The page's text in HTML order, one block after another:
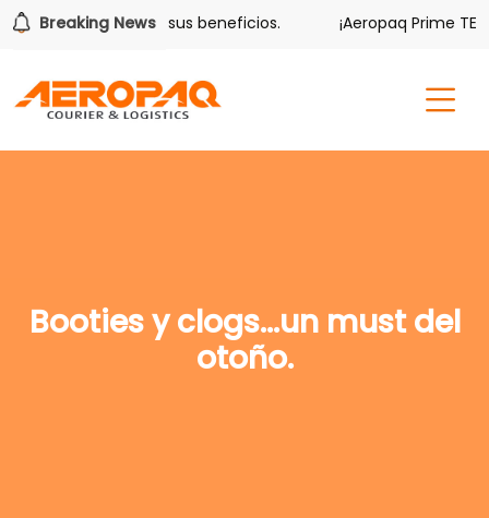
Breaking News
también tiene sus beneficios. ¡Aeropaq Prime TE
Booties y clogs…un must del
otoño.